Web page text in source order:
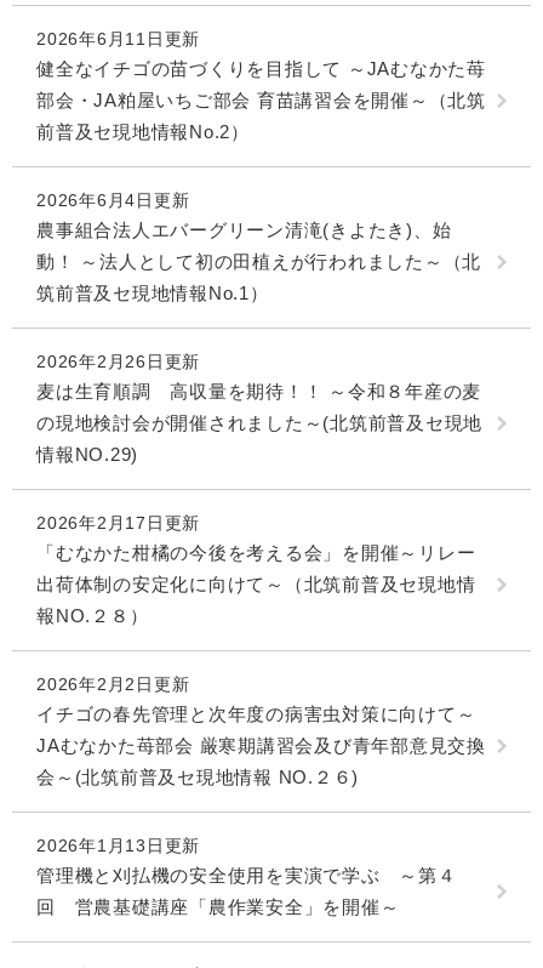
2026年6月11日更新
健全なイチゴの苗づくりを目指して ～JAむなかた苺
部会・JA粕屋いちご部会 育苗講習会を開催～（北筑
前普及セ現地情報No.2）
2026年6月4日更新
農事組合法人エバーグリーン清滝(きよたき)、始
動！ ～法人として初の田植えが行われました～（北
筑前普及セ現地情報No.1）
2026年2月26日更新
麦は生育順調 高収量を期待！！ ～令和８年産の麦
の現地検討会が開催されました～(北筑前普及セ現地
情報NO.29)
2026年2月17日更新
「むなかた柑橘の今後を考える会」を開催～リレー
出荷体制の安定化に向けて～（北筑前普及セ現地情
報NO.２８）
2026年2月2日更新
イチゴの春先管理と次年度の病害虫対策に向けて～
JAむなかた苺部会 厳寒期講習会及び青年部意見交換
会～(北筑前普及セ現地情報 NO.２６)
2026年1月13日更新
管理機と刈払機の安全使用を実演で学ぶ ～第４
回 営農基礎講座「農作業安全」を開催～